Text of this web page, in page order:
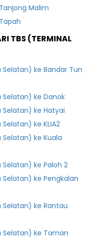
Malim
TBS (TERMINAL
Selatan) ke Bandar Tun
Selatan) ke Danok
Selatan) ke Hatyai
ke KLIA2
Selatan) ke Kuala
Selatan) ke Paloh 2
Selatan) ke Pengkalan
Selatan) ke Rantau
Selatan) ke Taman